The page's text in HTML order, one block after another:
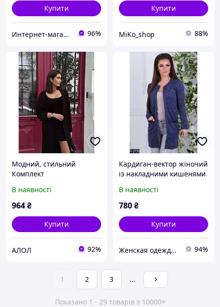
Купити
Интернет-магазин "Puhovik-sharf" 96%
Купити
MiKo_shop 88%
Модний, стильний
Комплект
В наявності
964₴
Купити
АЛОЛ 92%
Кардиган-вектор жіночий
із накладними кишенями
46 48 50 52 Р
В наявності
780₴
Купити
Женская одежда, платья, пляжные туники 94%
1 2 3 ...
Показано 1 - 29 товарів з 10000+